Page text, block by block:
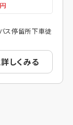
ス停留所下車徒
しくみる